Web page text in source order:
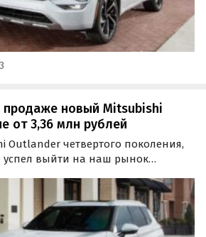
новый Mitsubishi
от 3,36 млн рублей
Outlander четвертого поколения,
успел выйти на наш рынок